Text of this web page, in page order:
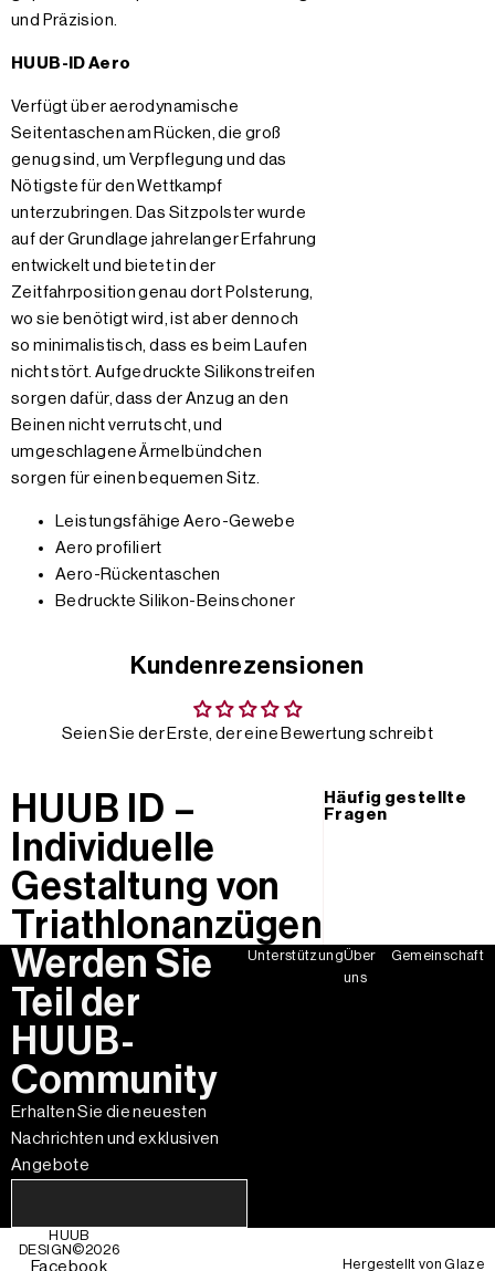
und Präzision.
HUUB-ID Aero
Verfügt über aerodynamische
Seitentaschen am Rücken, die groß
genug sind, um Verpflegung und das
Nötigste für den Wettkampf
unterzubringen. Das Sitzpolster wurde
auf der Grundlage jahrelanger Erfahrung
entwickelt und bietet in der
Zeitfahrposition genau dort Polsterung,
wo sie benötigt wird, ist aber dennoch
so minimalistisch, dass es beim Laufen
nicht stört. Aufgedruckte Silikonstreifen
sorgen dafür, dass der Anzug an den
Beinen nicht verrutscht, und
umgeschlagene Ärmelbündchen
sorgen für einen bequemen Sitz.
Leistungsfähige Aero-Gewebe
Aero profiliert
Aero-Rückentaschen
Bedruckte Silikon-Beinschoner
Kundenrezensionen
Seien Sie der Erste, der eine Bewertung schreibt
HUUB ID –
Individuelle
Gestaltung von
Triathlonanzügen
Häufig gestellte
Fragen
Werden Sie
Teil der
HUUB-
Community
Erhalten Sie die neuesten
Nachrichten und exklusiven
Angebote
UnterstützungÜber
uns
Gemeinschaft
HUUB
DESIGN©2026
Facebook
Hergestellt vonGlaze